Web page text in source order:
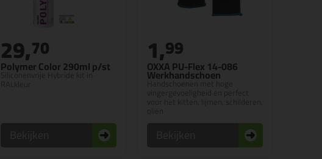
Polymer Color 290ml p/st
Siliconenvrije Hybride kit in
29,70
OXXA PU-Flex 14-086
Werkhandschoen
Handschoenen met hoge
1,99